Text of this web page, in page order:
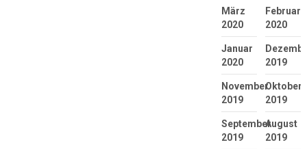
März
2020
Februar
2020
Januar
2020
2019
November
2019
Oktober
2019
September
2019
August
2019